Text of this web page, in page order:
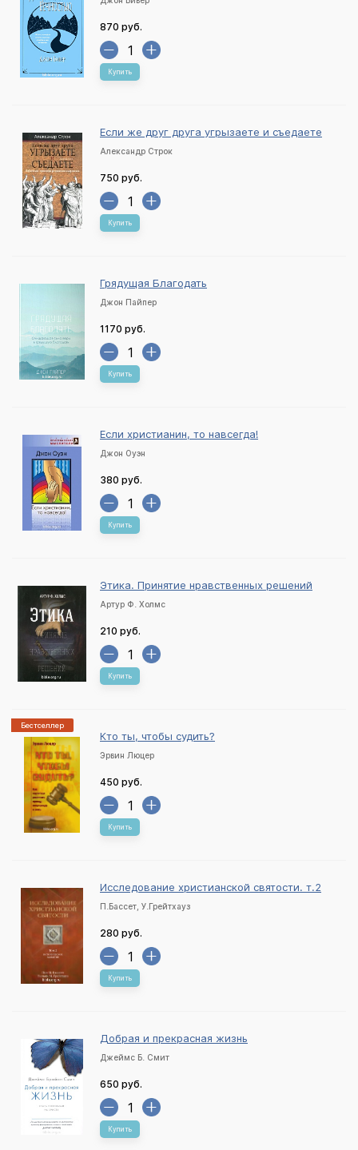
870 руб.
Купить
Если же друг друга угрызаете и съедаете
Александр Строк
750 руб.
Купить
Грядущая Благодать
Джон Пайпер
1170 руб.
Купить
Если христианин, то навсегда!
Джон Оуэн
380 руб.
Купить
Этика. Принятие нравственных решений
Артур Ф. Холмс
210 руб.
Купить
Бестселлер
Кто ты, чтобы судить?
Эрвин Люцер
450 руб.
Купить
Исследование христианской святости. т.2
П.Бассет, У.Грейтхауз
280 руб.
Купить
Добрая и прекрасная жизнь
Джеймс Б. Смит
650 руб.
Купить